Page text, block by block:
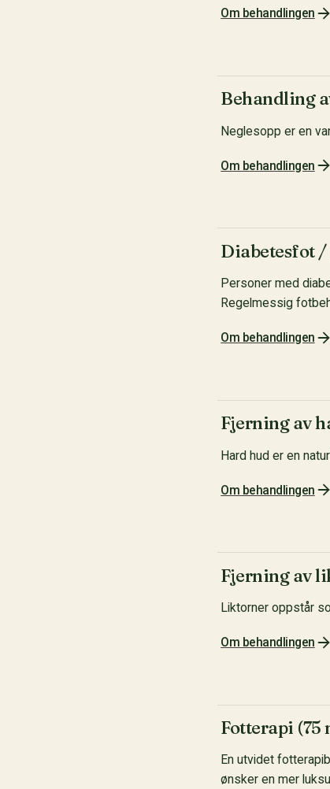
Om behandlingen
Behandling
Neglesopp er en
Om behandlingen
Diabetesfot
Personer med
Regelmessig
Om behandlingen
Fjerning av
Hard hud er en
Om behandlingen
Fjerning av
Liktorner oppstår
Om behandlingen
Fotterapi (75
En utvidet
ønsker en mer